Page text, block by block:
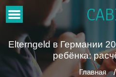
Elterngeld в Германии
ребёнка:
Главная